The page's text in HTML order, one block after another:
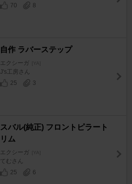
70 8
自作 ラバーステップ
エクシーガ [YA]
J's工房さん
25
3
スバル(純正) フロントピラート
リム
エクシーガ [YA]
てむさん
25
6